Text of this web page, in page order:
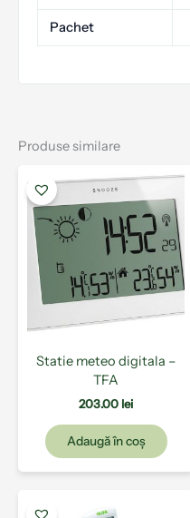
Pachet
Produse similare
Statie meteo digitala –
TFA
203.00 lei
Adaugă în coș